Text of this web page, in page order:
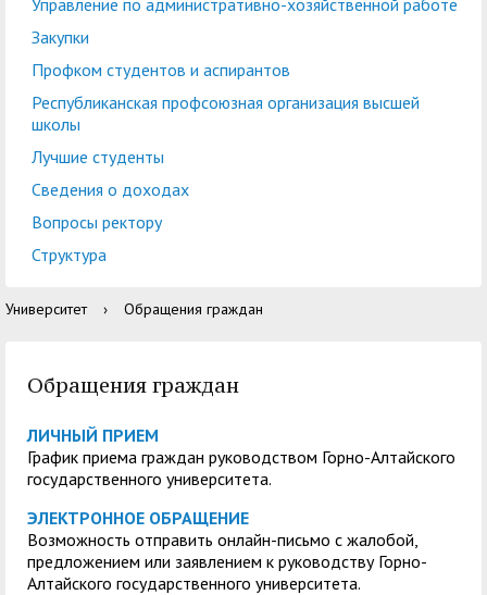
Международная
деятельность
Управление по
административно-
Закупки
Республиканская
организация высшей
Центр тестирования
иностранных граждан
по русскому языку
Центр развития
компетенций
Центр русского языка
представителей)
Образовательный
модуль «Обучение
служением»
предоставлении
академического
отпуска обучающимся
Управление по административно-хозяйственной работе
Закупки
Профком студентов и аспирантов
Республиканская профсоюзная организация высшей
школы
Лучшие студенты
Сведения о доходах
Вопросы ректору
Структура
Университет › Обращения граждан
Обращения граждан
ЛИЧНЫЙ ПРИЕМ
График приема граждан руководством Горно-Алтайского
государственного университета.
ЭЛЕКТРОННОЕ ОБРАЩЕНИЕ
Возможность отправить онлайн-письмо с жалобой,
предложением или заявлением к руководству Горно-
Алтайского государственного университета.